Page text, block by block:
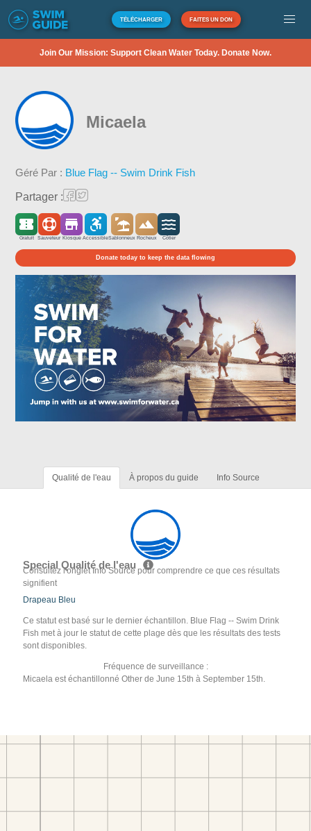
TÉLÉCHARGER FAITES UN DON
Join Our Mission: Support Clean Water Today. Donate Now.
Micaela
Géré Par : Blue Flag -- Swim Drink Fish
Partager :
Gratuit Sauveteur Kiosque AccessibleSablonneux Rocheux Côtier
Donate today to keep the data flowing
Qualité de l'eau À propos du guide Info Source
Special Qualité de l'eau
Consultez l'onglet Info Source pour comprendre ce que ces résultats
signifient
Drapeau Bleu
Ce statut est basé sur le dernier échantillon. Blue Flag -- Swim Drink
Fish met à jour le statut de cette plage dès que les résultats des tests
sont disponibles.
Fréquence de surveillance :
Micaela est échantillonné Other de June 15th à September 15th.